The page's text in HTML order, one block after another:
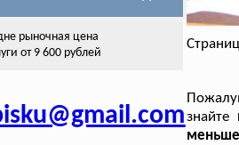
рыночная цена
от 9 600 рублей
знайте